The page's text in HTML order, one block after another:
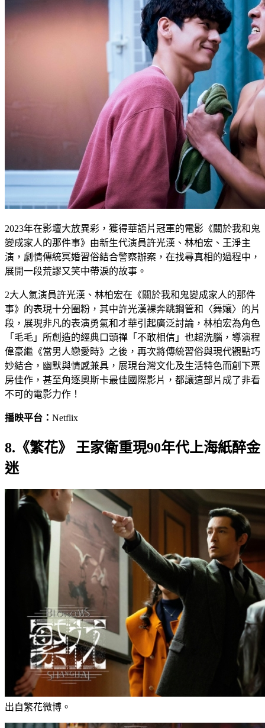
2023年在影壇大放異彩，獲得華語片冠軍的電影《關於我和鬼
變成家人的那件事》由新生代演員許光漢、林柏宏、王淨主
演，劇情傳統冥婚習俗結合警察辦案，在找尋真相的過程中，
展開一段荒謬又笑中帶淚的故事。
2大人氣演員許光漢、林柏宏在《關於我和鬼變成家人的那件
事》的表現十分圈粉，其中許光漢裸奔跳鋼管和〈舞孃〉的片
段，展現非凡的表演勇氣和才華引起廣泛討論，林柏宏為角色
「毛毛」所創造的經典口頭禪「不敢相信」也超洗腦，導演程
偉豪繼《當男人戀愛時》之後，再次將傳統習俗與現代觀點巧
妙結合，幽默與情感兼具，展現台灣文化及生活特色而創下票
房佳作，甚至角逐奧斯卡最佳國際影片，都讓這部片成了非看
不可的電影力作！
播映平台： Netflix
8.《繁花》 王家衛重現90年代上海紙醉金
迷
出自繁花微博。